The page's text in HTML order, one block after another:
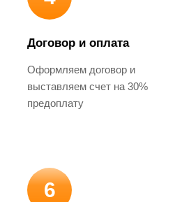
Договор и оплата
Оформляем договор и
выставляем счет на 30%
предоплату
6